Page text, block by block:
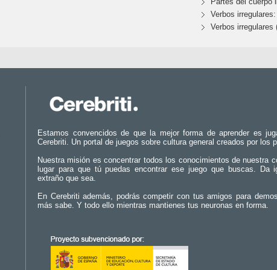
Verbos
Verbos
Estamos convencidos de que la mejor forma de aprender es
Cerebriti. Un portal de juegos sobre cultura general creados por los
Nuestra misión es concentrar todos los conocimientos de nuestra
lugar para que tú puedas encontrar ese juego que buscas. Da
extraño que sea.
En Cerebriti además, podrás competir con tus amigos para
más sabe. Y todo ello mientras mantienes tus neuronas en forma.